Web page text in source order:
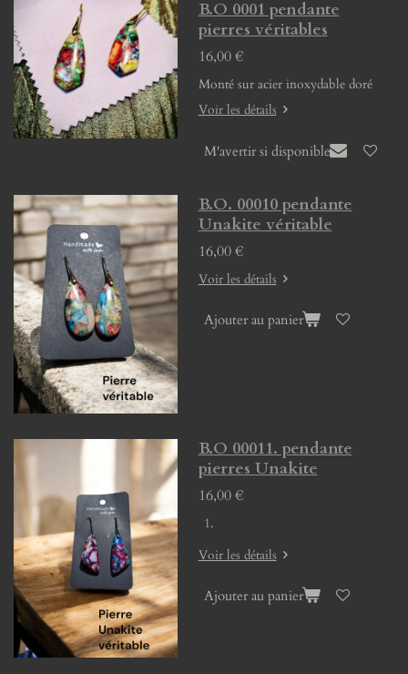
B.O 0001 pendante
pierres véritables
16,00 €
Monté sur acier inoxydable doré
Voir les détails
M'avertir si disponible
B.O. 00010 pendante
Unakite véritable
16,00 €
Voir les détails
Ajouter au panier
B.O 00011. pendante
pierres Unakite
16,00 €
Voir les détails
Ajouter au panier